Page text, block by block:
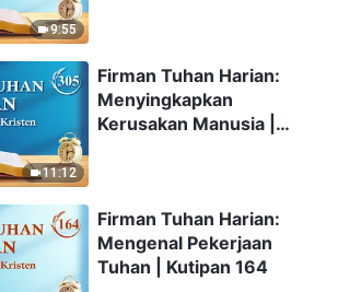
9:55
11:12
Firman Tuhan Harian:
Menyingkapkan
Kerusakan Manusia |
Firman Tuhan Harian:
Mengenal Pekerjaan
Tuhan | Kutipan 164